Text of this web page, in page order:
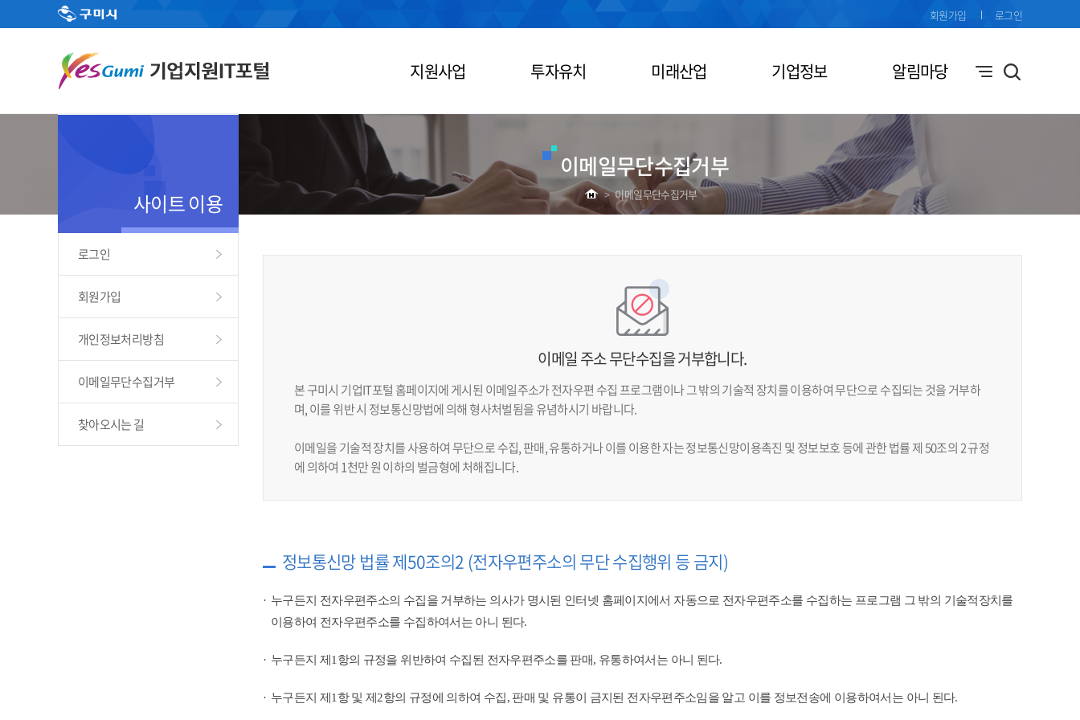
지원사업 투자유치 미래산업 기업정보 알림마당
회원가입 로그인
이메일무단수집거부
> 이메일무단수집거부
사이트 이용
로그인
회원가입
개인정보처리방침
이메일무단수집거부
찾아오시는 길
이메일 주소 무단수집을 거부합니다.
본 구미시 기업IT포털 홈페이지에 게시된 이메일주소가 전자우편 수집 프로그램이나 그 밖의 기술적 장치를 이용하여 무단으로 수집되는 것을 거부하
며, 이를 위반 시 정보통신망법에 의해 형사처벌됨을 유념하시기 바랍니다.
이메일을 기술적 장치를 사용하여 무단으로 수집, 판매, 유통하거나 이를 이용한 자는 정보통신망이용촉진 및 정보보호 등에 관한 법률 제 50조의 2 규정
에 의하여 1천만 원 이하의 벌금형에 처해집니다.
정보통신망 법률 제50조의2 (전자우편주소의 무단 수집행위 등 금지)
누구든지 전자우편주소의 수집을 거부하는 의사가 명시된 인터넷 홈페이지에서 자동으로 전자우편주소를 수집하는 프로그램 그 밖의 기술적장치를
이용하여 전자우편주소를 수집하여서는 아니 된다.
누구든지 제1항의 규정을 위반하여 수집된 전자우편주소를 판매, 유통하여서는 아니 된다.​
누구든지 제1항 및 제2항의 규정에 의하여 수집, 판매 및 유통이 금지된 전자우편주소임을 알고 이를 정보전송에 이용하여서는 아니 된다.